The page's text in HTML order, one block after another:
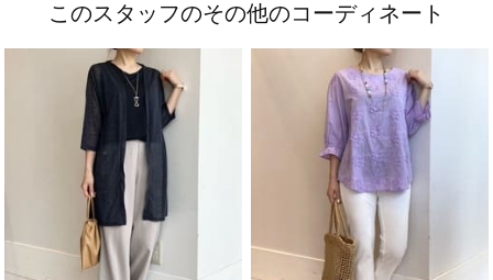
このスタッフのその他のコーディネート